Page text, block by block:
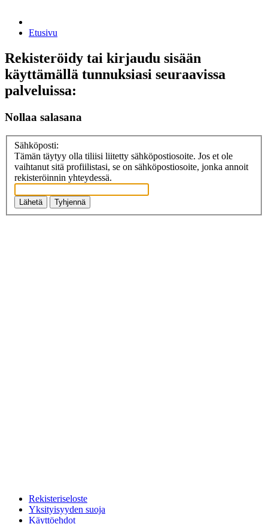
Etusivu
Rekisteröidy tai kirjaudu sisään
käyttämällä tunnuksiasi seuraavissa
palveluissa:
Nollaa salasana
Sähköposti:
Tämän täytyy olla tiliisi liitetty sähköpostiosoite. Jos et ole
vaihtanut sitä profiilistasi, se on sähköpostiosoite, jonka annoit
rekisteröinnin yhteydessä.
Lähetä Tyhjennä
Rekisteriseloste
Yksityisyyden suoja
Käyttöehdot